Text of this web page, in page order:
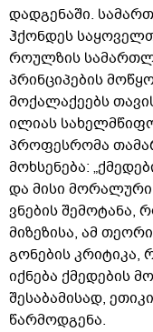
დადგენაში.
ჰქონდეს
როულზის
პრინციპების
მოქალაქეებს
ილიას
პროფესრომა
მოხსენება:
და მისი მორალური
ვნების შემოტანა,
მიზეზისა, ამ
გონების
იქნება ქმედების
შესაბამისად,
წარმოდგენა.